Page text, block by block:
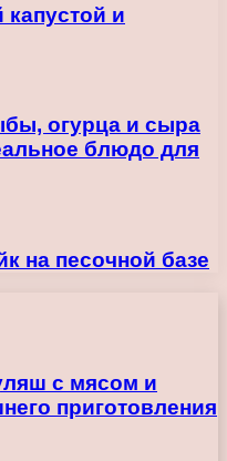
и
огурца и сыра
блюдо для
на песочной базе
с мясом и
приготовления